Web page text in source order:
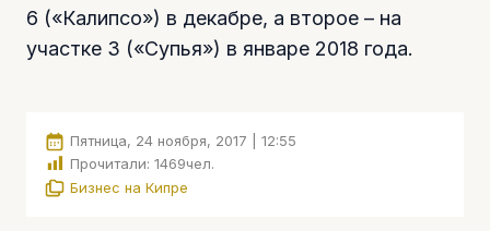
6 («Калипсо») в декабре, а второе – на
участке 3 («Супья») в январе 2018 года.
Пятница, 24 ноября, 2017 | 12:55
Прочитали: 1469чел.
Бизнес на Кипре